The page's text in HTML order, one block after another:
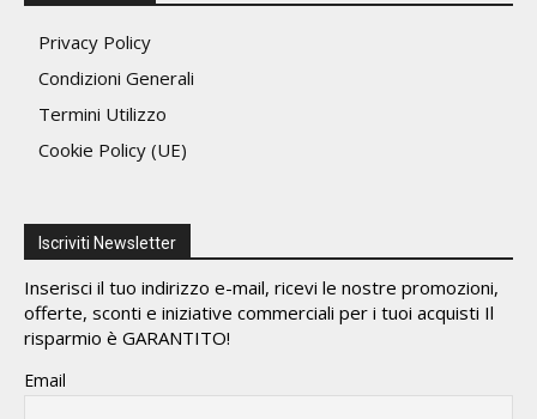
Privacy Policy
Condizioni Generali
Termini Utilizzo
Cookie Policy (UE)
Iscriviti Newsletter
Inserisci il tuo indirizzo e-mail, ricevi le nostre promozioni,
offerte, sconti e iniziative commerciali per i tuoi acquisti Il
risparmio è GARANTITO!
Email